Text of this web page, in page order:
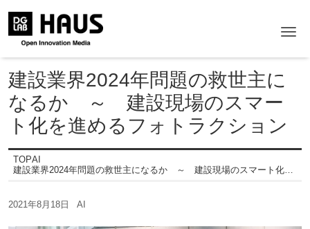
建設業界2024年問題の救世主に
なるか ～ 建設現場のスマー
ト化を進めるフォトラクション
TOPAI
建設業界2024年問題の救世主になるか ～ 建設現場のスマート化を進めるフォトラクション
2021年8月18日 AI